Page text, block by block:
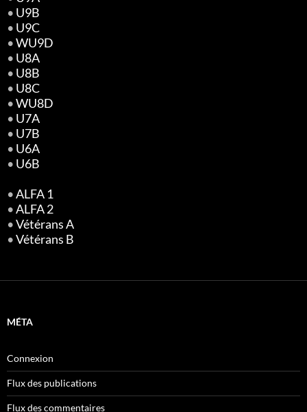
• U9B
• U9C
•WU9D
• U8A
• U8B
• U8C
•WU8D
• U7A
• U7B
• U6A
• U6B
•ALFA 1
•ALFA 2
•Vétérans A
•Vétérans B
MÉTA
Connexion
Flux des publications
Flux des commentaires